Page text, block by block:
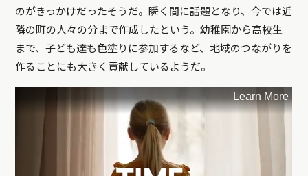
のがきっかけだったそうだ。瞬く間に話題となり、今では近
隣の町の人々の分まで作成したという。幼稚園から高校生
まで、子ども達も色塗りに参加するなど、地域のつながりを
作ることにも大きく貢献しているようだ。